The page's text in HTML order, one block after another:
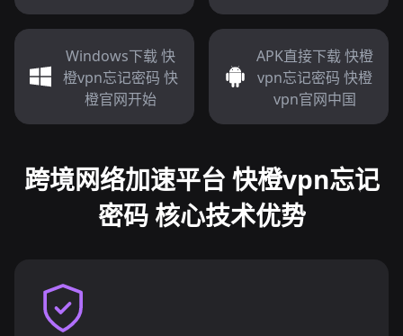
Windows下载 快
橙vpn忘记密码 快
橙官网开始
APK直接下载 快橙
vpn忘记密码 快橙
vpn官网中国
跨境网络加速平台 快橙vpn忘记
密码 核心技术优势